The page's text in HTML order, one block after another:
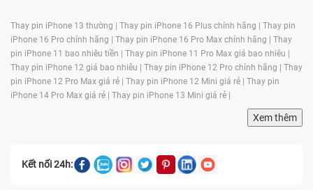
Thay pin iPhone 13 thường | Thay pin iPhone 16 Plus chính hãng | Thay pin
iPhone 16 Pro chính hãng | Thay pin iPhone 16 Pro Max chính hãng | Thay
pin iPhone 11 bao nhiêu tiền | Thay pin iPhone 11 Pro Max giá bao nhiêu |
Thay pin iPhone 12 giá bao nhiêu | Thay pin iPhone 12 Pro chính hãng | Thay
pin iPhone 12 Pro Max giá rẻ | Thay pin iPhone 12 Mini giá rẻ | Thay pin
iPhone 14 Pro Max giá rẻ | Thay pin iPhone 13 Mini giá rẻ |
Xem thêm
Kết nối 24h: